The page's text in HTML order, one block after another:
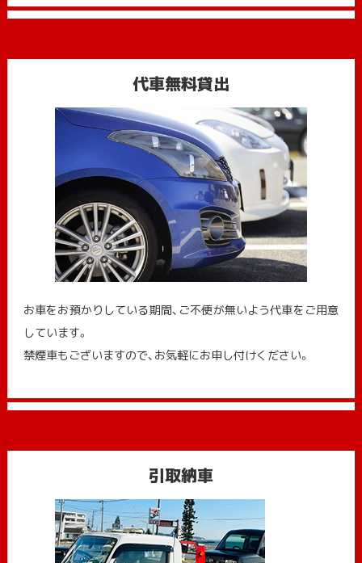
代車無料貸出
お車をお預かりしている期間、ご不便が無いよう代車をご用意
しています。
禁煙車もございますので、お気軽にお申し付けください。
引取納車